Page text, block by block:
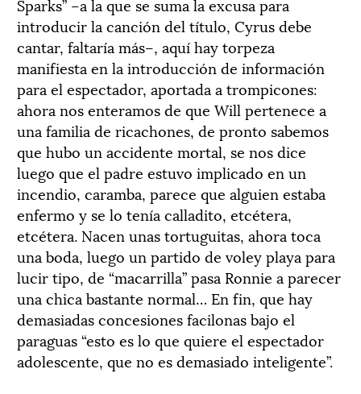
Sparks” –a la que se suma la excusa para
introducir la canción del título, Cyrus debe
cantar, faltaría más–, aquí hay torpeza
manifiesta en la introducción de información
para el espectador, aportada a trompicones:
ahora nos enteramos de que Will pertenece a
una familia de ricachones, de pronto sabemos
que hubo un accidente mortal, se nos dice
luego que el padre estuvo implicado en un
incendio, caramba, parece que alguien estaba
enfermo y se lo tenía calladito, etcétera,
etcétera. Nacen unas tortuguitas, ahora toca
una boda, luego un partido de voley playa para
lucir tipo, de “macarrilla” pasa Ronnie a parecer
una chica bastante normal… En fin, que hay
demasiadas concesiones facilonas bajo el
paraguas “esto es lo que quiere el espectador
adolescente, que no es demasiado inteligente”.